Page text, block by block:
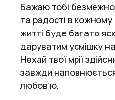
Бажаю тобі
та радості в
житті буде багато
даруватим усмішку
Нехай твої мрії
завжди
любов’ю.